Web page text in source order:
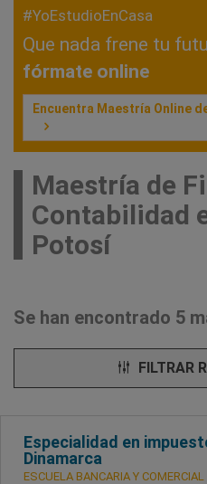
#YoEstudioEnCasa
Que nada frene tu
fórmate online
Encuentra Maestría Online
Maestría de
Contabilidad
Potosí
Se han encontrado 5
FILTRAR
Especialidad en
Dinamarca
ESCUELA BANCARIA Y COMERCIAL